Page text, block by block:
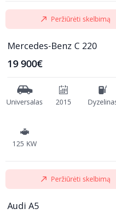
Peržiūrėti skelbimą
Mercedes-Benz C 220
19 900€
Universalas 2015
125 KW
Peržiūrėti skelbimą
Audi A5